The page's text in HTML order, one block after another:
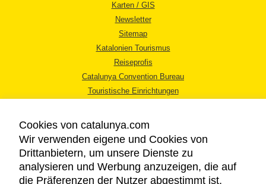
Karten / GIS
Newsletter
Sitemap
Katalonien Tourismus
Reiseprofis
Catalunya Convention Bureau
Touristische Einrichtungen
Cookies von catalunya.com
Wir verwenden eigene und Cookies von
Drittanbietern, um unsere Dienste zu
analysieren und Werbung anzuzeigen, die auf
die Präferenzen der Nutzer abgestimmt ist,